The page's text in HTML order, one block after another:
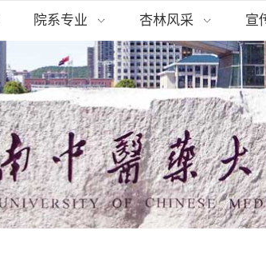
院系专业 杏林风采 宣